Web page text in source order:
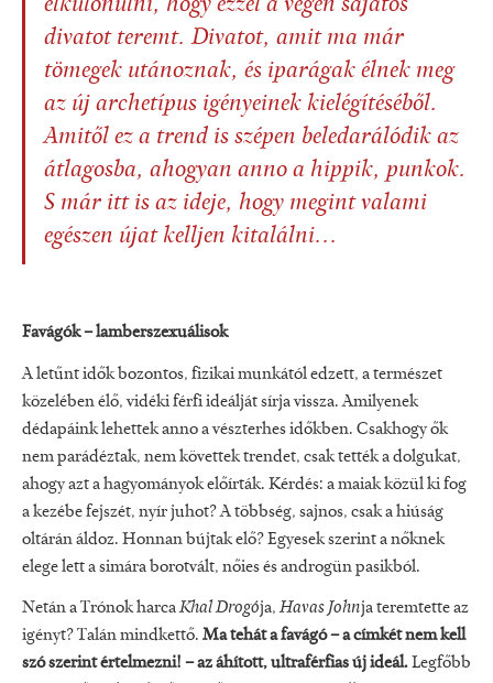
elkülönülni, hogy ezzel a végén sajátos
divatot teremt. Divatot, amit ma már
tömegek utánoznak, és iparágak élnek meg
az új archetípus igényeinek kielégítéséből.
Amitől ez a trend is szépen beledarálódik az
átlagosba, ahogyan anno a hippik, punkok.
S már itt is az ideje, hogy megint valami
egészen újat kelljen kitalálni...
Favágók – lamberszexuálisok
A letűnt idők bozontos, fizikai munkától edzett, a természet
közelében élő, vidéki férfi ideálját sírja vissza. Amilyenek
dédapáink lehettek anno a vészterhes időkben. Csakhogy ők
nem parádéztak, nem követtek trendet, csak tették a dolgukat,
ahogy azt a hagyományok előírták. Kérdés: a maiak közül ki fog
a kezébe fejszét, nyír juhot? A többség, sajnos, csak a hiúság
oltárán áldoz. Honnan bújtak elő? Egyesek szerint a nőknek
elege lett a simára borotvált, nőies és androgün pasikból.
Netán a Trónok harcaKhal Drogója,Havas Johnja teremtette az
igényt? Talán mindkettő. Ma tehát a favágó – a címkét nem kell
szó szerint értelmezni! – az áhított, ultraférfias új ideál.Legfőbb